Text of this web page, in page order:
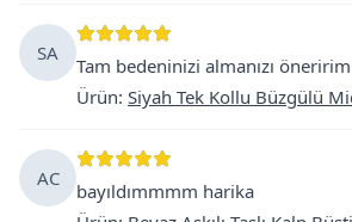
SA
Tam bedeninizi almanızı öneririm
Ürün: Siyah Tek Kollu Büzgülü
AC
bayıldımmmm harika